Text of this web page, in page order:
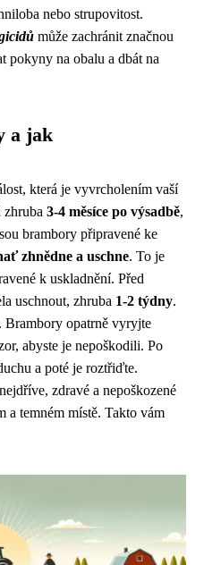
nebo strupovitost.
může zachránit značnou
pokyny na obalu a dbát na
a jak
která je vyvrcholením vaší
zhruba 3-4 měsíce po výsadbě,
brambory připravené ke
zhnědne a uschne. To je
k uskladnění. Před
uschnout, zhruba 1-2 týdny.
Brambory opatrně vyryjte
abyste je nepoškodili. Po
a poté je roztřiďte.
zdravé a nepoškozené
a temném místě. Takto vám